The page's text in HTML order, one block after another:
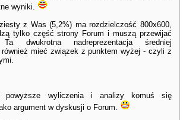
wyniki.
z Was (5,2%) ma rozdzielczość 800x600,
tylko część strony Forum i muszą przewijać
dwukrotna nadreprezentacja średniej
również mieć związek z punktem wyżej - czyli z
powyższe wyliczenia i analizy komuś się
argument w dyskusji o Forum.